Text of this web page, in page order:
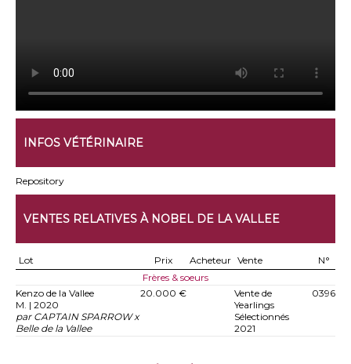
INFOS VÉTÉRINAIRE
Repository
VENTES RELATIVES À NOBEL DE LA VALLEE
Lot Prix Acheteur Vente
N°
Frères & soeurs
Kenzo de la Vallee
M. | 2020
par CAPTAIN SPARROW x
Belle de la Vallee
20.000 €
Vente de
Yearlings
Sélectionnés
2021
0396